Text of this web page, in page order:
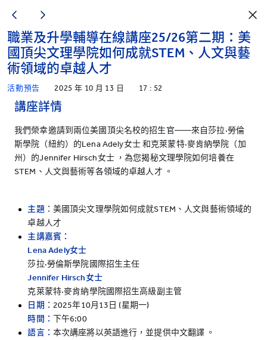
職業及升學輔導在線講座25/26第二期：美
國頂尖文理學院如何成就STEM、人文與藝
術領域的卓越人才
活動預告 2025 年 10 月 13 日 17 : 52
講座詳情
我們榮幸邀請到兩位美國頂尖名校的招生官——來自莎拉·勞倫
斯學院（紐約）的Lena Adely女士 和克萊蒙特·麥肯納學院（加
州）的Jennifer Hirsch女士 ，為您揭秘文理學院如何培養在
STEM、人文與藝術等各領域的卓越人才 。
主題：美國頂尖文理學院如何成就STEM、人文與藝術領域的
卓越人才
主講嘉賓：
Lena Adely女士
莎拉·勞倫斯學院國際招生主任
Jennifer Hirsch女士
克萊蒙特·麥肯納學院國際招生高級副主管
日期 ：2025年10月13日 (星期一)
時間： 下午6:00
語言： 本次講座將以英語進行，並提供中文翻譯 。